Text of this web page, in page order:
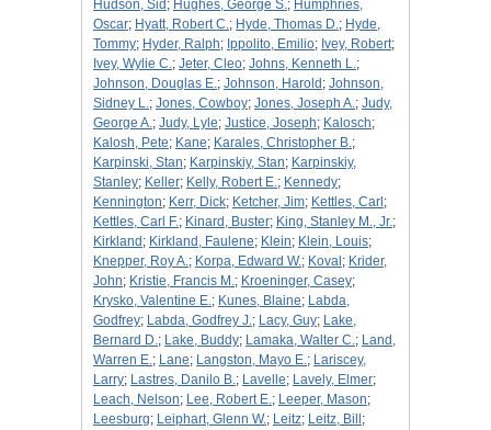
Hudson, Sid ; Hughes, George S.; Humphries,
Oscar; Hyatt, Robert C.; Hyde, Thomas D.; Hyde,
Tommy; Hyder, Ralph; Ippolito, Emilio; Ivey, Robert;
Ivey, Wylie C.; Jeter, Cleo; Johns, Kenneth L.;
Johnson, Douglas E.; Johnson, Harold ; Johnson,
Sidney L.; Jones, Cowboy; Jones, Joseph A.; Judy,
George A.; Judy, Lyle; Justice, Joseph; Kalosch;
Kalosh, Pete; Kane; Karales, Christopher B.;
Karpinski, Stan; Karpinskiy, Stan; Karpinskiy,
Stanley; Keller; Kelly, Robert E.; Kennedy;
Kennington; Kerr, Dick; Ketcher, Jim; Kettles, Carl ;
Kettles, Carl F.; Kinard, Buster; King, Stanley M., Jr.;
Kirkland ; Kirkland, Faulene; Klein; Klein, Louis;
Knepper, Roy A.; Korpa, Edward W.; Koval ; Krider,
John; Kristie, Francis M.; Kroeninger, Casey;
Krysko, Valentine E.; Kunes, Blaine; Labda,
Godfrey; Labda, Godfrey J.; Lacy, Guy; Lake,
Bernard D.; Lake, Buddy; Lamaka, Walter C.; Land,
Warren E.; Lane; Langston, Mayo E.; Lariscey,
Larry; Lastres, Danilo B.; Lavelle; Lavely, Elmer;
Leach, Nelson; Lee, Robert E.; Leeper, Mason;
Leesburg; Leiphart, Glenn W.; Leitz; Leitz, Bill ;